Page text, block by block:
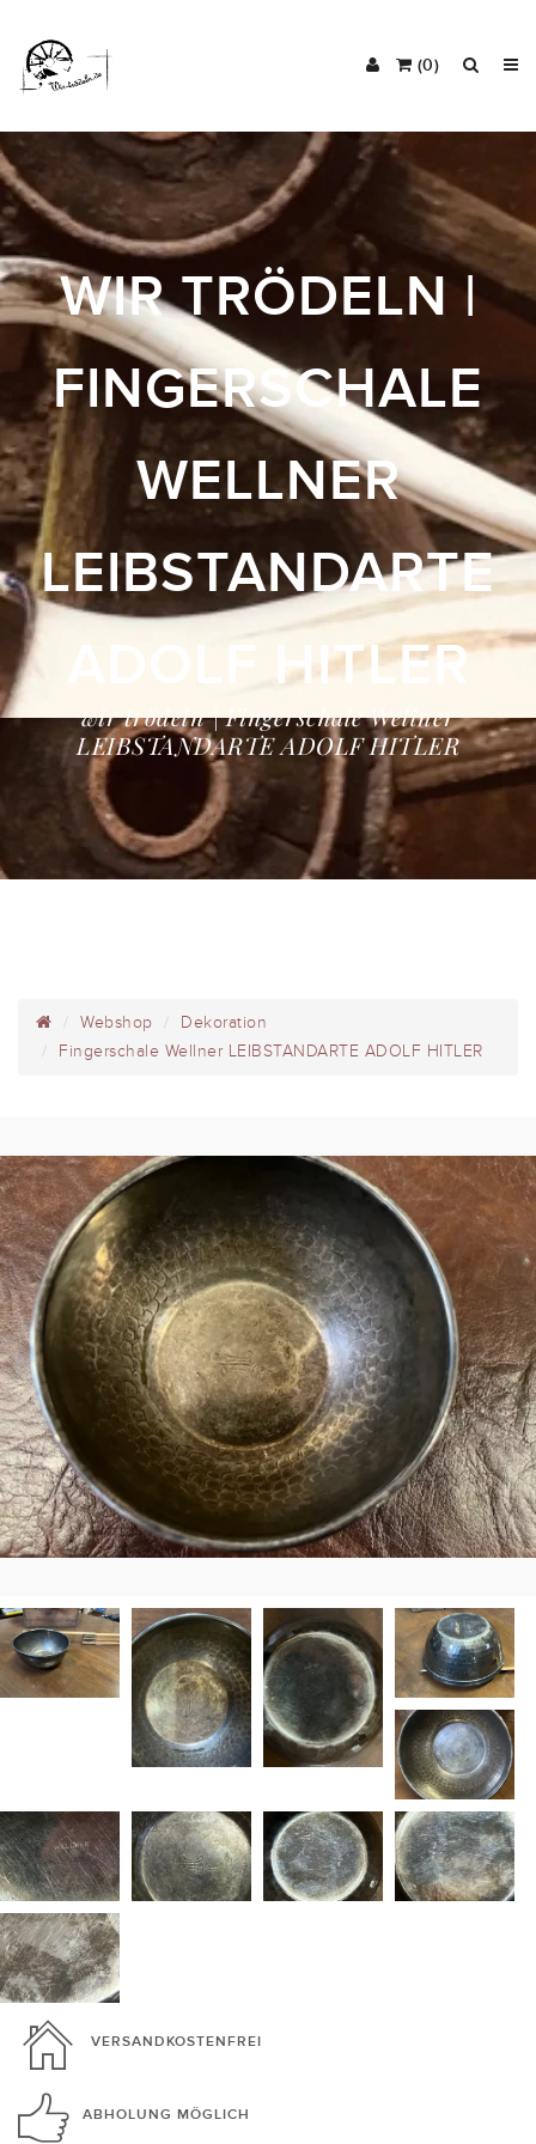
(0)
WIR TRÖDELN |
FINGERSCHALE
WELLNER
LEIBSTANDARTE
ADOLF HITLER
wir trödeln | Fingerschale Wellner
LEIBSTANDARTE ADOLF HITLER
Webshop
Dekoration
Fingerschale Wellner LEIBSTANDARTE ADOLF HITLER
VERSANDKOSTENFREI
ABHOLUNG MÖGLICH